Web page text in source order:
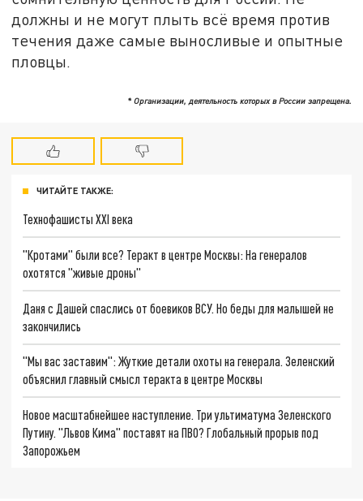
должны и не могут плыть всё время против
течения даже самые выносливые и опытные
пловцы.
* Организации, деятельность которых в России запрещена.
ЧИТАЙТЕ ТАКЖЕ:
Технофашисты XXI века
"Кротами" были все? Теракт в центре Москвы: На генералов
охотятся "живые дроны"
Даня с Дашей спаслись от боевиков ВСУ. Но беды для малышей не
закончились
"Мы вас заставим": Жуткие детали охоты на генерала. Зеленский
объяснил главный смысл теракта в центре Москвы
Новое масштабнейшее наступление. Три ультиматума Зеленского
Путину. "Львов Кима" поставят на ПВО? Глобальный прорыв под
Запорожьем